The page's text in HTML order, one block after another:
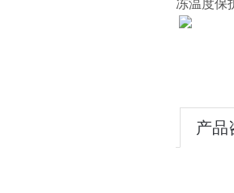
冻温度保
产品